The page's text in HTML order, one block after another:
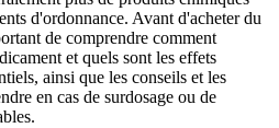
d'ordonnance. Avant d'acheter du
de comprendre comment
et quels sont les effets
ainsi que les conseils et les
en cas de surdosage ou de